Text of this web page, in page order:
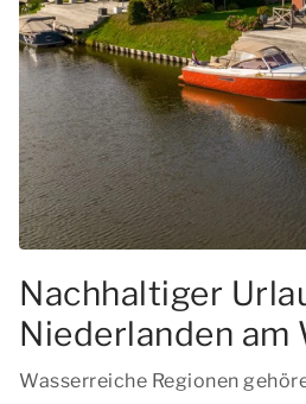
Nachhaltiger
Niederlanden am
Wasserreiche Regionen